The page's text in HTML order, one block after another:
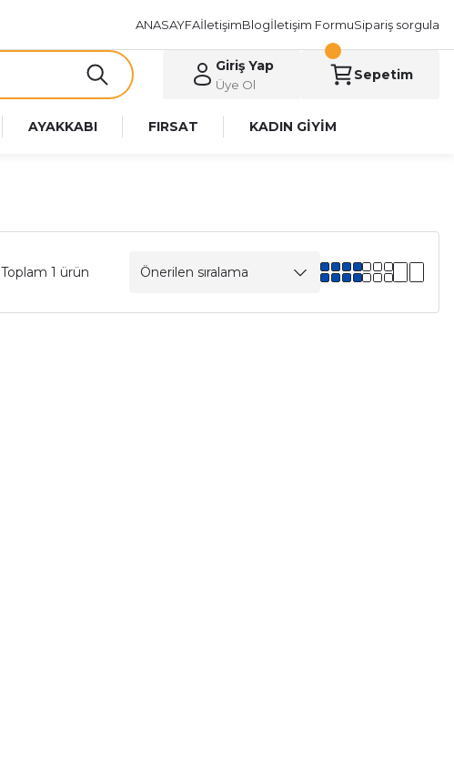
ANASAYFAİletişimBlogİletişim FormuSipariş sorgula
Giriş Yap
Üye Ol
Sepetim
AYAKKABI FIRSAT KADIN GİYİM
Toplam 1 ürün